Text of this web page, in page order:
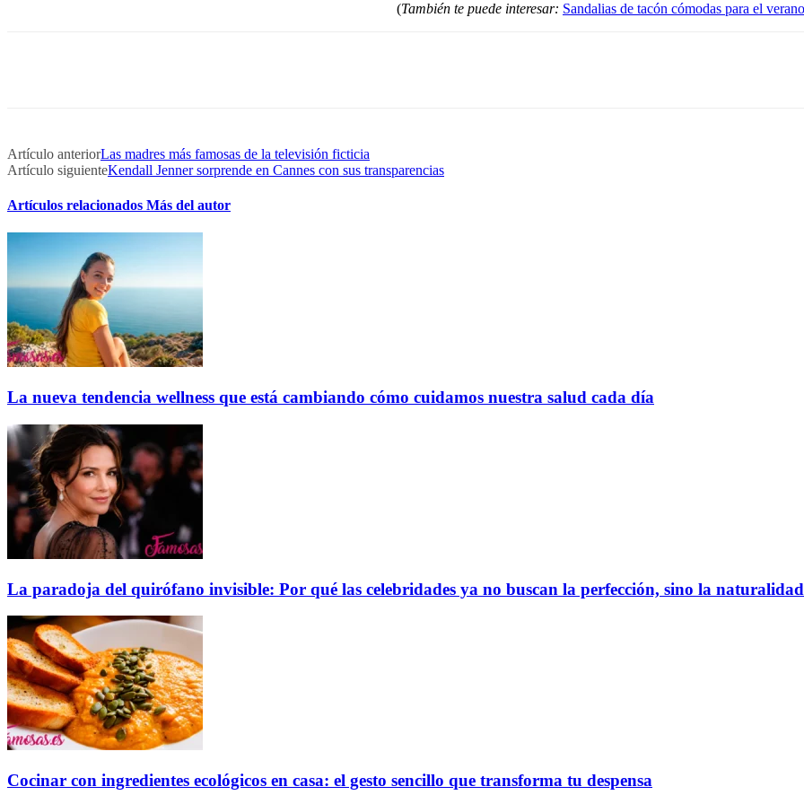
(También te puede interesar: Sandalias de tacón cómodas para el verano
Artículo anteriorLas madres más famosas de la televisión ficticia
Artículo siguienteKendall Jenner sorprende en Cannes con sus transparencias
Artículos relacionados Más del autor
La nueva tendencia wellness que está cambiando cómo cuidamos nuestra salud cada día
La paradoja del quirófano invisible: Por qué las celebridades ya no buscan la perfección, sino la
Cocinar con ingredientes ecológicos en casa: el gesto sencillo que transforma tu despensa